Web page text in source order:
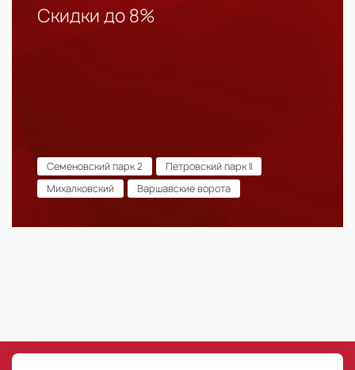
Скидки до 8%
Семеновский парк 2
Петровский парк II
Михалковский
Варшавские ворота